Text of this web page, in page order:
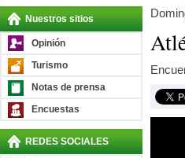
Nuestros sitios
Opinión
Turismo
Notas de prensa
Encuestas
REDES SOCIALES